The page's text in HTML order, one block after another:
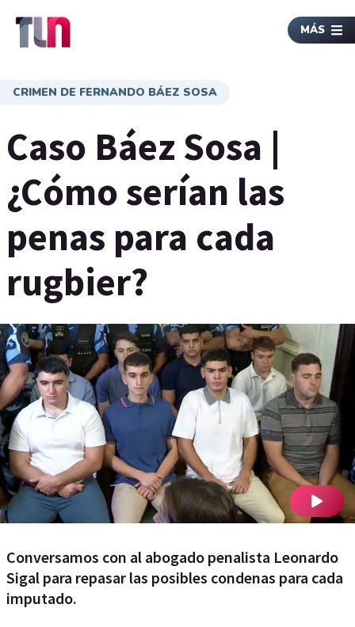
MÁS
CRIMEN DE FERNANDO BÁEZ SOSA
Caso Báez Sosa |
¿Cómo serían las
penas para cada
rugbier?
Conversamos con al abogado penalista Leonardo
Sigal para repasar las posibles condenas para cada
imputado.